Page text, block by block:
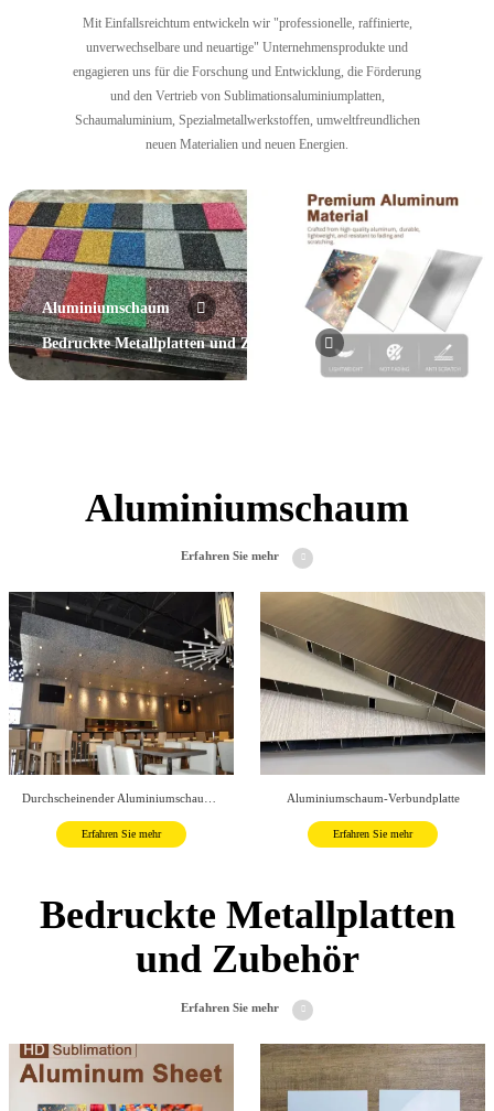
Mit Einfallsreichtum entwickeln wir "professionelle, raffinierte,
unverwechselbare und neuartige" Unternehmensprodukte und
engagieren uns für die Forschung und Entwicklung, die Förderung
und den Vertrieb von Sublimationsaluminiumplatten,
Schaumaluminium, Spezialmetallwerkstoffen, umweltfreundlichen
neuen Materialien und neuen Energien.
Aluminiumschaum
Bedruckte Metallplatten und Zubehör
Aluminiumschaum
Erfahren Sie mehr
Erfahren Sie mehr
Aluminiumschaum-Verbundplatte
Erfahren Sie mehr
Erfahren Sie mehr
Bedruckte Metallplatten
und Zubehör
Erfahren Sie mehr